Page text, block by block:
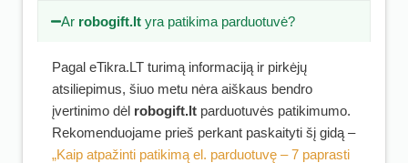
Ar robogift.lt yra patikima parduotuvė?
Pagal eTikra.LT turimą informaciją ir pirkėjų
atsiliepimus, šiuo metu nėra aiškaus bendro
įvertinimo dėl robogift.lt parduotuvės patikimumo.
Rekomenduojame prieš perkant paskaityti šį gidą –
„Kaip atpažinti patikimą el. parduotuvę – 7 paprasti